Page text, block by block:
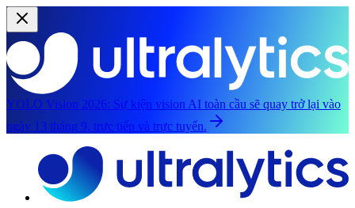
YOLO Vision 2026: Sự kiện vision AI toàn cầu sẽ quay trở lại vào
ngày 13 tháng 9, trực tiếp và trực tuyến.